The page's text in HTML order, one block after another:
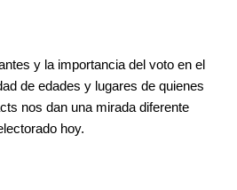
y la importancia del voto en el
de edades y lugares de quienes
nos dan una mirada diferente
hoy.